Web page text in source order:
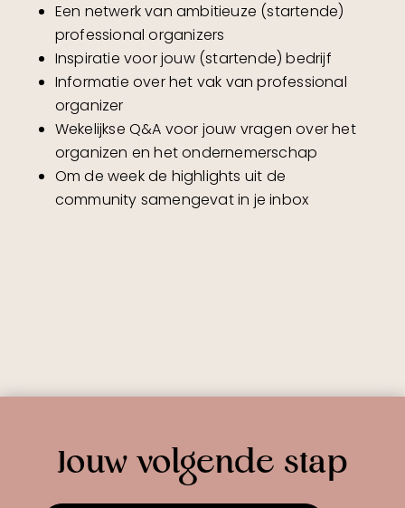
Een netwerk van ambitieuze (startende)
professional organizers
Inspiratie voor jouw (startende) bedrijf
Informatie over het vak van professional
organizer
Wekelijkse Q&A voor jouw vragen over het
organizen en het ondernemerschap
Om de week de highlights uit de
community samengevat in je inbox
Jouw volgende stap